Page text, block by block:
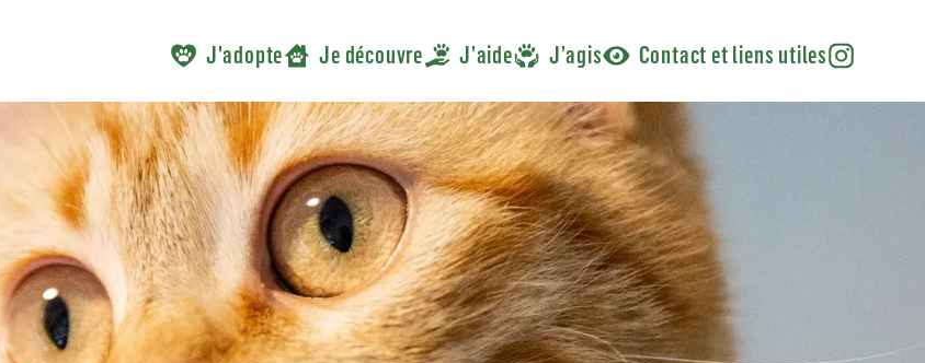
J'adopte Je découvre J’aide J’agis Contact et liens utiles